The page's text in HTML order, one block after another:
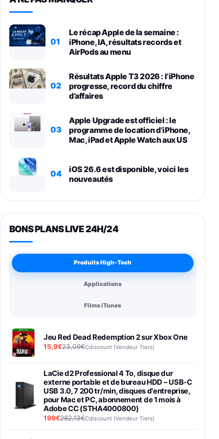
01
Le récap Apple de la semaine :
iPhone, IA, résultats records et
AirPods au menu
02
Résultats Apple T3 2026 : l’iPhone
progresse, record du chiffre
d’affaires
03
Apple Upgrade est officiel : le
programme de location d’iPhone,
Mac, iPad et Apple Watch aux US
04
iOS 26.6 est disponible, voici les
nouveautés
BONS PLANS LIVE 24H/24
Produits High-Tech
Applications
Films iTunes
Jeu Red Dead Redemption 2 sur Xbox One
15,9€23,09€Cdiscount (Vendeur Tiers)
LaCie d2 Professional 4 To, disque dur
externe portable et de bureau HDD – USB-C
USB 3.0, 7 200 tr/min, disques d'entreprise,
pour Mac et PC, abonnement de 1 mois à
Adobe CC (STHA4000800)
199€282,13€Cdiscount (Vendeur Tiers)